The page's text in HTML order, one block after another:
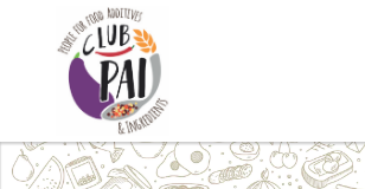
Skip to content